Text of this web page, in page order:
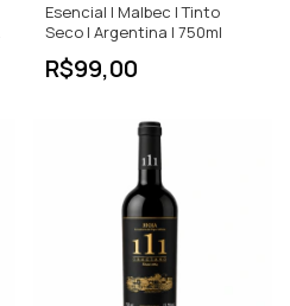
Esencial | Malbec | Tinto
Seco | Argentina | 750ml
R$99,00